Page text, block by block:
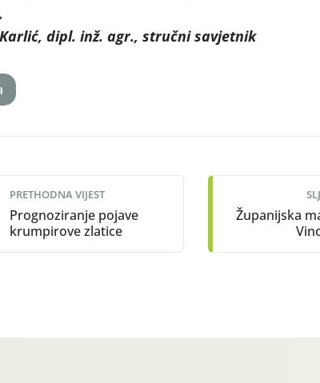
dipl. inž. agr., stručni savjetnik
PRETHODNA VIJEST
Prognoziranje pojave
krumpirove zlatice
Županijska